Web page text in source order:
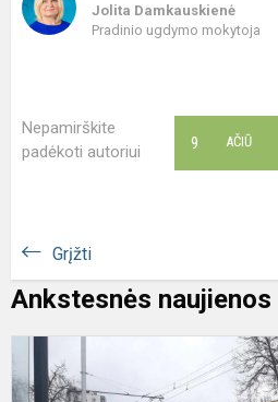
Jolita Damkauskienė
Pradinio ugdymo mokytoja
Nepamirškite
padėkoti autoriui
AČIŪ
9
Grįžti
Ankstesnės naujienos